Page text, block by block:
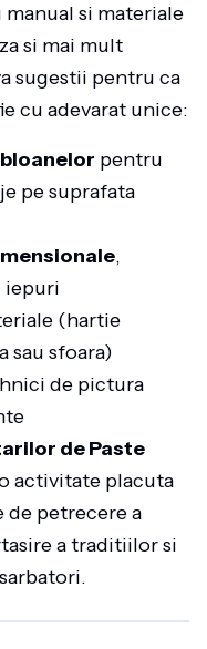
si materiale
si mai mult
sugestii pentru ca
cu adevarat unice:
pentru
pe suprafata
,
iepuri
(hartie
sau sfoara)
de pictura
de Paste
activitate placuta
de petrecere a
a traditiilor si